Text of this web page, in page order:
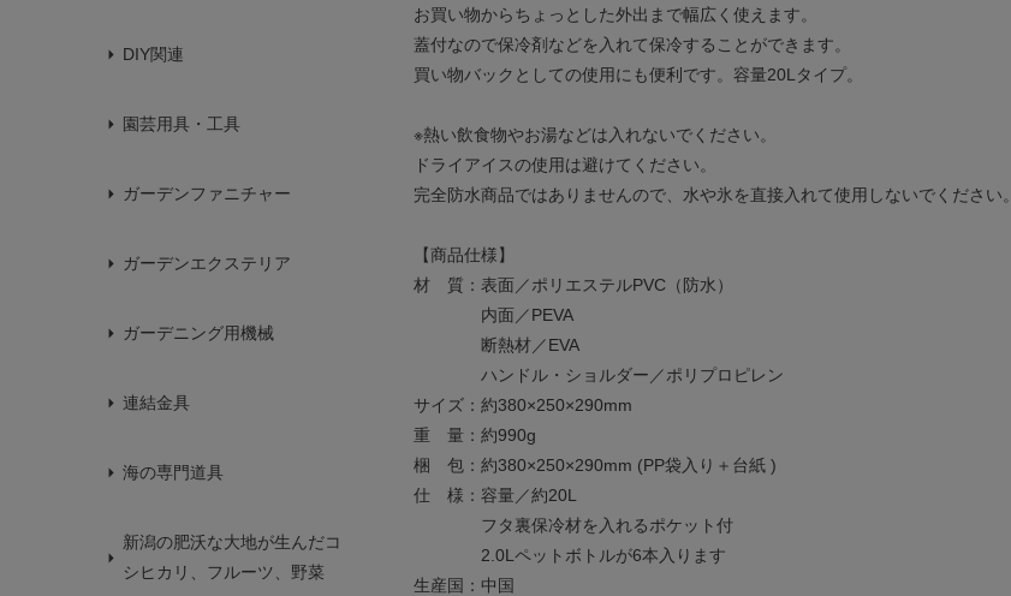
DIY関連
園芸用具・工具
ガーデンファニチャー
ガーデンエクステリア
ガーデニング用機械
連結金具
海の専門道具
新潟の肥沃な大地が生んだコ
シヒカリ、フルーツ、野菜
お買い物からちょっとした外出まで幅広く使えます。
蓋付なので保冷剤などを入れて保冷することができます。
買い物バックとしての使用にも便利です。容量20Lタイプ。
※熱い飲食物やお湯などは入れないでください。
ドライアイスの使用は避けてください。
完全防水商品ではありませんので、水や氷を直接入れて使用しないでください。
【商品仕様】
材 質：表面／ポリエステルPVC（防水）
内面／PEVA
断熱材／EVA
ハンドル・ショルダー／ポリプロピレン
サイズ：約380×250×290mm
重 量：約990g
梱 包：約380×250×290mm (PP袋入り＋台紙 )
仕 様：容量／約20L
フタ裏保冷材を入れるポケット付
2.0Lペットボトルが6本入ります
生産国：中国